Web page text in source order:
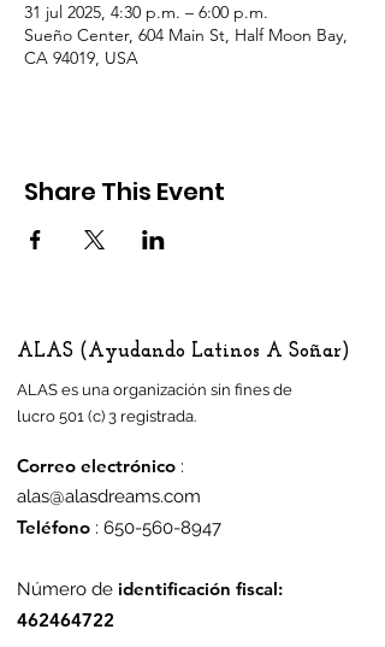
31 jul 2025, 4:30 p.m. – 6:00 p.m.
Sueño Center, 604 Main St, Half Moon Bay,
CA 94019, USA
Share This Event
ALAS (Ayudando Latinos A Soñar)
ALAS es una organización sin fines de
lucro 501 (c) 3 registrada.
Correo electrónico :
alas@alasdreams.com
Teléfono : 650-560-8947
Número de identificación fiscal:
462464722